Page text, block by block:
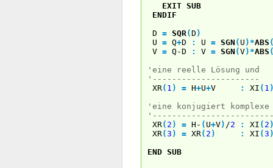
EXIT SUB
ENDIF
D = SQR (D )
U = Q+D : U = SGN ( U ) *ABS
V = Q-D : V = SGN (V) *ABS
'eine reelle Lösung und
'----------------------
XR( 1 ) = H+U+V : XI ( 1
'eine konjugiert komplexe
XR( 2 ) = H- ( U+V) /2 : XI ( 2
XR(3 ) = XR( 2 ) : XI (3
END SUB